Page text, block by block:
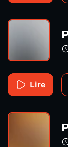
Lire